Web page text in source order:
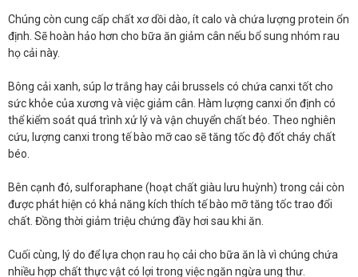
Chúng còn cung cấp chất xơ dồi dào, ít calo và chứa lượng protein ổn
định. Sẽ hoàn hảo hơn cho bữa ăn giảm cân nếu bổ sung nhóm rau
họ cải này.
Bông cải xanh, súp lơ trắng hay cải brussels có chứa canxi tốt cho
sức khỏe của xương và việc giảm cân. Hàm lượng canxi ổn định có
thể kiểm soát quá trình xử lý và vận chuyển chất béo. Theo nghiên
cứu, lượng canxi trong tế bào mỡ cao sẽ tăng tốc độ đốt cháy chất
béo.
Bên cạnh đó, sulforaphane (hoạt chất giàu lưu huỳnh) trong cải còn
được phát hiện có khả năng kích thích tế bào mỡ tăng tốc trao đổi
chất. Đồng thời giảm triệu chứng đầy hơi sau khi ăn.
Cuối cùng, lý do để lựa chọn rau họ cải cho bữa ăn là vì chúng chứa
nhiều hợp chất thực vật có lợi trong việc ngăn ngừa ung thư.